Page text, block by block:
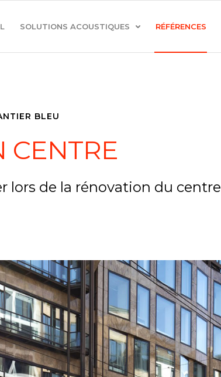
SOLUTIONS ACOUSTIQUES RÉFÉRENCES
BLEU
CENTRE
lors de la rénovation du centre